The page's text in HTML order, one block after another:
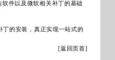
件以及微软相关补丁的基础
的安装，真正实现一站式的
[返回页首]